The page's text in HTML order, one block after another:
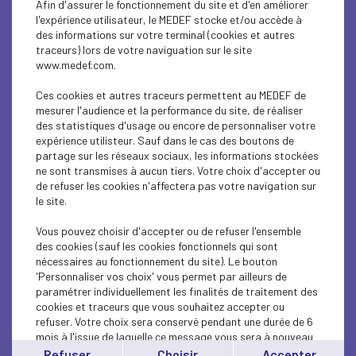
ECONOMY
ECONOMY
RESEARCH/INNOVATION
INTERNATIONAL - EUROPE
RESEARCH/INNOVATION
RESEARCH/INNOVATION
RESEARCH/INNOVATION
RESEARCH/INNOVATION
INTERNATIONAL - EUROPE
Afin d'assurer le fonctionnement du site et d'en améliorer
l'expérience utilisateur, le MEDEF stocke et/ou accède à
des informations sur votre terminal (cookies et autres
traceurs) lors de votre naviguation sur le site
www.medef.com.
Ces cookies et autres traceurs permettent au MEDEF de
mesurer l'audience et la performance du site, de réaliser
des statistiques d'usage ou encore de personnaliser votre
expérience utilisteur. Sauf dans le cas des boutons de
partage sur les réseaux sociaux, les informations stockées
ne sont transmises à aucun tiers. Votre choix d'accepter ou
de refuser les cookies n'affectera pas votre navigation sur
le site.
Vous pouvez choisir d'accepter ou de refuser l'ensemble
des cookies (sauf les cookies fonctionnels qui sont
nécessaires au fonctionnement du site). Le bouton
'Personnaliser vos choix' vous permet par ailleurs de
paramétrer individuellement les finalités de traitement des
cookies et traceurs que vous souhaitez accepter ou
refuser. Votre choix sera conservé pendant une durée de 6
mois à l'issue de laquelle ce message vous sera à nouveau
affiché..